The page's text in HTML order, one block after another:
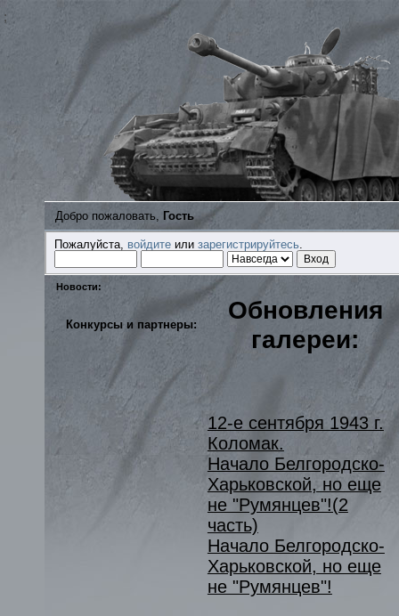
;
Добро пожаловать, Гость
Пожалуйста, войдите илизарегистрируйтесь
Новости:
Конкурсы и партнеры:
Обновления
галереи:
12-е сентября 1943 г.
Коломак.
Начало Белгородско-
Харьковской, но еще
не "Румянцев"!(2
часть)
Начало Белгородско-
Харьковской, но еще
не "Румянцев"!